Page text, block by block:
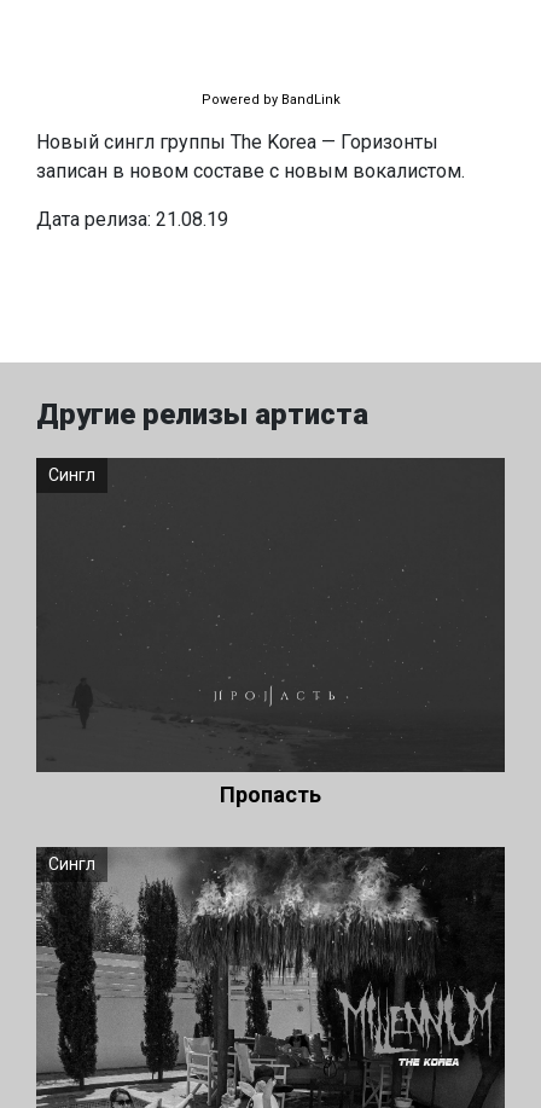
Powered by BandLink
Новый сингл группы The Korea — Горизонты
записан в новом составе с новым вокалистом.
Дата релиза: 21.08.19
Другие релизы артиста
Сингл
Пропасть
Сингл